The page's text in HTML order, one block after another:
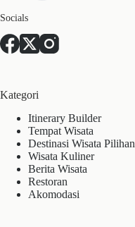
Socials
Kategori
Itinerary Builder
Tempat Wisata
Destinasi Wisata Pilihan
Wisata Kuliner
Berita Wisata
Restoran
Akomodasi